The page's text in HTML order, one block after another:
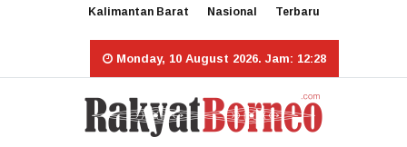
Kalimantan Barat Nasional Terbaru
Monday, 10 August 2026. Jam: 12:28